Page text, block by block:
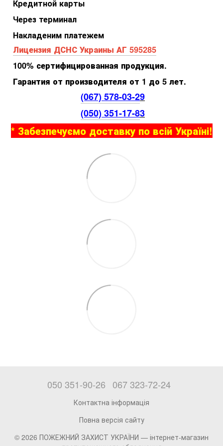
Кредитной карты
Через терминал
Накладеним платежем
Лицензия ДСНС Украины АГ 595285
100% сертифицированная продукция.
Гарантия от производителя от 1 до 5 лет.
(067) 578-03-29
(050) 351-17-83
* Забезпечуємо доставку по всій Україні!
050 351-90-26 067 323-72-24
Контактна інформація
Повна версія сайту
© 2026 ПОЖЕЖНИЙ ЗАХИСТ УКРАЇНИ — інтернет-магазин